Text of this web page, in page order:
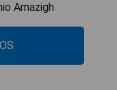
Amazigh